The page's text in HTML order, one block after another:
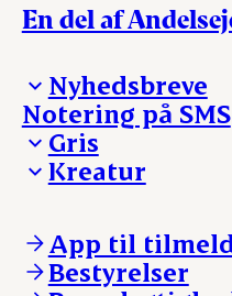
En del af
Nyhedsbreve
Madinspiration -
Notering på SMS
Gris
Ejerinformation
Nyheder
Login
Kreatur
Kontakt os
Notering
Nyheder
App til
Bestyrelser